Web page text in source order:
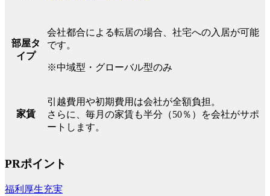
部屋タ
イプ
会社都合による転居の場合、社宅への入居が可能
です。
※中域型・グローバル型のみ
家賃
引越費用や初期費用は会社が全額負担。
さらに、毎月の家賃も半分（50％）を会社がサポ
ートします。
PRポイント
福利厚生充実